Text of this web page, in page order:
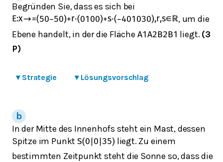
Begründen Sie, dass es sich bei
E:x→=(50−50)+r⋅(0100)+s⋅(−401030),r,s∈ ℝ, um die
Ebene handelt, in der die Fläche A1 A2 B2 B1 liegt. (3
P)
▾ Strategie ▾ Lösungsvorschlag
In der Mitte des Innenhofs steht ein Mast, dessen
Spitze im Punkt S(0 0 35) liegt. Zu einem
bestimmten Zeitpunkt steht die Sonne so, dass die